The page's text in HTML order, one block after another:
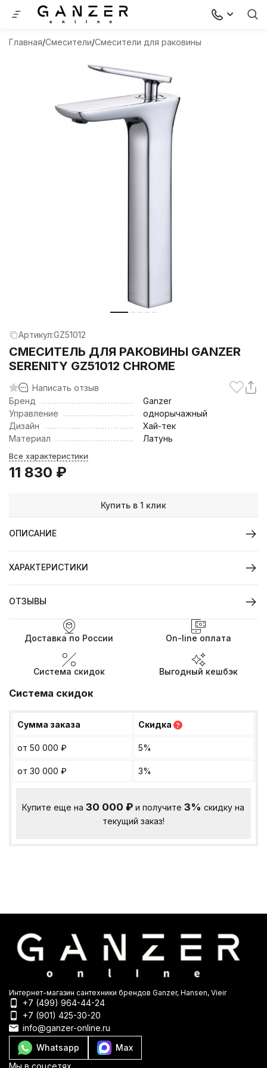
Главная Смесители Смесители для раковины
Артикул:GZ51012
CМЕСИТЕЛЬ ДЛЯ РАКОВИНЫ GANZER
SERENITY GZ51012 CHROME
Написать отзыв
Бренд
Ganzer
Управление
однорычажный
Дизайн
Хай-тек
Материал
Латунь
Все характеристики
11 830 ₽
Купить в 1 клик
ОПИСАНИЕ
ХАРАКТЕРИСТИКИ
ОТЗЫВЫ
Доставка по России On-line оплата
Система скидок Выгодный кешбэк
Система скидок
Сумма заказа Скидка ?
от 50 000 ₽ 5%
от 30 000 ₽ 3%
Купите еще на30 000₽ и получите3% скидку на
текущий заказ!
Интернет-магазин сантехники брендов Ganzer, Hansen, Vieir
+7 (499) 964-44-24
+7 (901) 425-30-20
info@ganzer-online.ru
Whatsapp
Max
Мы в соцсетях